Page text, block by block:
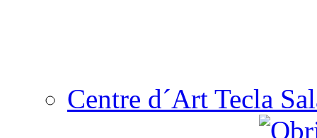
Centre d´Art Tecla